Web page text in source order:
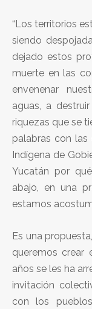
“Los territorios
siendo
dejado estos
muerte en las
envenenar
aguas, a
riquezas que se
palabras con las
Indígena de
Yucatán por
abajo, en una
estamos
Es una
queremos crear
años se les ha
invitación
con los